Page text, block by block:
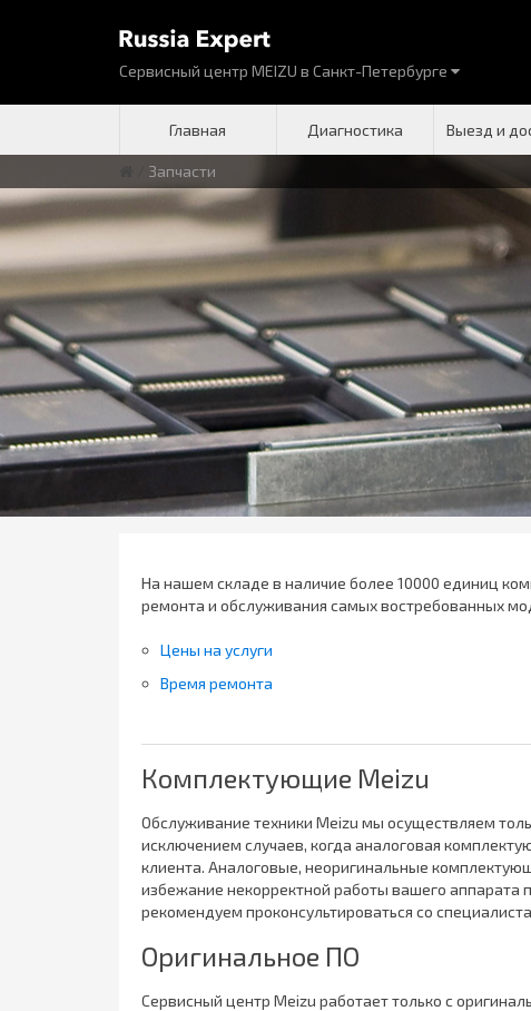
Сервисный центр MEIZU в Санкт-Петербурге
Главная Диагностика Выезд и
Запчасти
На нашем складе в наличие более 10000 единиц
ремонта и обслуживания самых востребованных
Цены на услуги
Время ремонта
Комплектующие Meizu
Обслуживание техники Meizu мы осуществляем
исключением случаев, когда аналоговая
клиента. Аналоговые, неоригинальные
избежание некорректной работы вашего аппарата
рекомендуем проконсультироваться со
Оригинальное ПО
Сервисный центр Meizu работает только с